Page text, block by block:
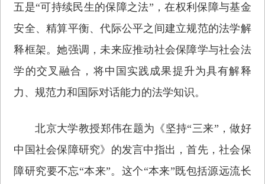
五是“可持续民生的保障之法”，在权利保障与基金
安全、精算平衡、代际公平之间建立规范的法学解
释框架。她强调，未来应推动社会保障学与社会法
学的交叉融合，将中国实践成果提升为具有解释
力、规范力和国际对话能力的法学知识。
北京大学教授郑伟在题为《坚持“三来”，做好
中国社会保障研究》的发言中指出，首先，社会保
障研究要不忘“本来”。这个“本来”既包括源远流长